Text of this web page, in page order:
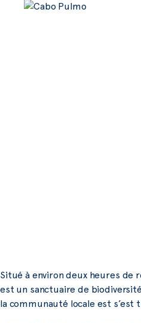
Situé à environ deux heures de
est un sanctuaire de
la communauté locale est s’est